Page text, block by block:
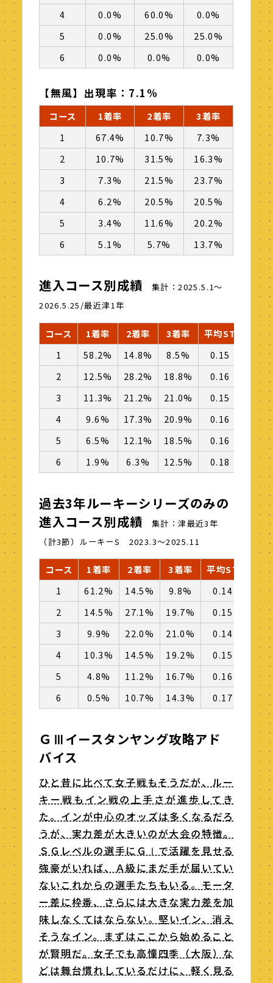
4
0.0% 60.0%
0.0%
5
0.0% 25.0%
25.0%
6
0.0% 0.0% 0.0%
【無風】出現率：7.1%
コース 1着率 2着率
3着率
1
67.4% 10.7%
7.3%
2
10.7% 31.5%
16.3%
3
7.3% 21.5%
23.7%
4
6.2% 20.5%
20.5%
5
3.4% 11.6%
20.2%
6
5.1% 5.7% 13.7%
進入コース別成績 集計：2025.5.1～
2026.5.25/最近津1年
コース 1着率 2着率 3着率 平均ST
逃げ
1
58.2% 14.8% 8.5% 0.15
2
12.5% 28.2% 18.8% 0.16
─
3
11.3% 21.2% 21.0% 0.15
4
9.6% 17.3% 20.9% 0.16
─
5
6.5% 12.1% 18.5% 0.16
─
6
1.9% 6.3% 12.5% 0.18 ─
過去3年ルーキーシリーズのみの
進入コース別成績 集計：津最近3年
（計3節）ルーキーS 2023.3～2025.11
コース 1着率 2着率 3着率 平均ST
逃げ
1
61.2% 14.5% 9.8% 0.14
126
2
14.5% 27.1% 19.7% 0.15
─
3
9.9% 22.0% 21.0% 0.14
4
10.3% 14.5% 19.2% 0.15
─
5
4.8% 11.2% 16.7% 0.16
─
6
0.5% 10.7% 14.3% 0.17 ─
ＧⅢイースタンヤング攻略アド
バイス
ひと昔に比べて女子戦もそうだが、ルー
キー戦もイン戦の上手さが進歩してき
た。インが中心のオッズは多くなるだろ
うが、実力差が大きいのが大会の特徴。
ＳＧレベルの選手にＧⅠで活躍を見せる
強豪がいれば、Ａ級にまだ手が届いてい
ないこれからの選手たちもいる。モータ
ー差に枠番、さらには大きな実力差を加
味しなくてはならない。堅いイン、消え
そうなイン。まずはここから始めること
が賢明だ。女子でも高憧四季（大阪）な
どは舞台慣れしているだけに、軽く見る